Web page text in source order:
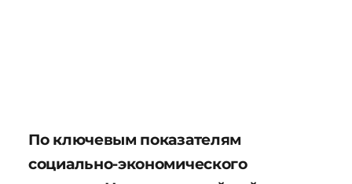
По ключевым показателям
социально-экономического